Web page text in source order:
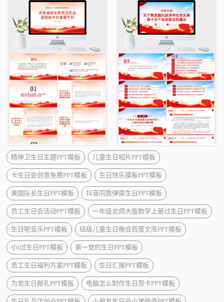
精神卫生日主题PPT模板 儿童生日相片PPT模板
卡生日会创意免费PPT模板 生日快乐摸板PPT模板
美国队长生日PPT模板 抖音同款弹屏生日PPT模板
员工生日会活动PPT模板 一年级北师大版数学上册过生日PPT模板
生日呢音乐PPT模板 班级儿童生日晚会百度文库PPT模板
小i过生日PPT模板 第一党的生日PPT模板
员工生日福利方案PPT模板 生日汇报PPT模板
为党生日献礼PPT模板 电脑怎么制作生日贺卡PPT模板